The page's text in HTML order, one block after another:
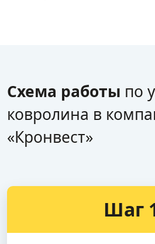
Схема работы по
ковролина в
«Кронвест»
Шаг